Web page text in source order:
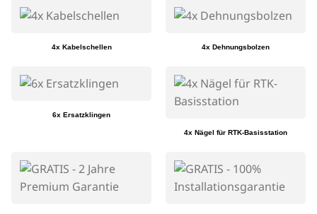
4x Kabelschellen 4x Dehnungsbolzen
6x Ersatzklingen
4x Nägel für RTK-Basisstation